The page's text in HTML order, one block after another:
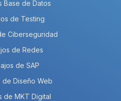
Base de Datos
de Testing
Ciberseguridad
de Redes
de SAP
de Diseño Web
de MKT Digital